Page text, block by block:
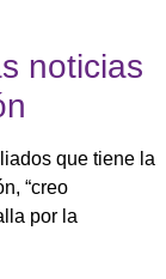
noticias
que tiene la
“creo
por la